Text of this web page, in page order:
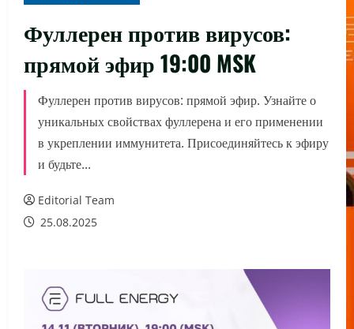
Фуллерен против вирусов:
прямой эфир 19:00 MSK
Фуллерен против вирусов: прямой эфир. Узнайте о
уникальных свойствах фуллерена и его применении
в укреплении иммунитета. Присоединяйтесь к эфиру
и будьте...
Editorial Team
25.08.2025